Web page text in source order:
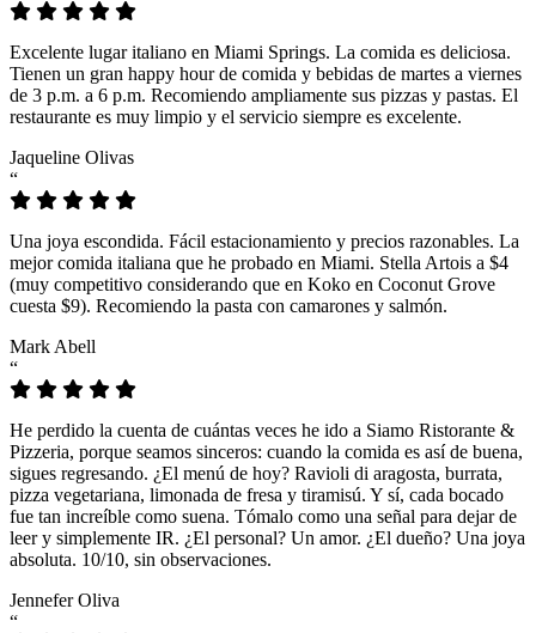
Excelente lugar italiano en Miami Springs. La comida es deliciosa.
Tienen un gran happy hour de comida y bebidas de martes a viernes
de 3 p.m. a 6 p.m. Recomiendo ampliamente sus pizzas y pastas. El
restaurante es muy limpio y el servicio siempre es excelente.
Jaqueline Olivas
“
Una joya escondida. Fácil estacionamiento y precios razonables. La
mejor comida italiana que he probado en Miami. Stella Artois a $4
(muy competitivo considerando que en Koko en Coconut Grove
cuesta $9). Recomiendo la pasta con camarones y salmón.
Mark Abell
“
He perdido la cuenta de cuántas veces he ido a Siamo Ristorante &
Pizzeria, porque seamos sinceros: cuando la comida es así de buena,
sigues regresando. ¿El menú de hoy? Ravioli di aragosta, burrata,
pizza vegetariana, limonada de fresa y tiramisú. Y sí, cada bocado
fue tan increíble como suena. Tómalo como una señal para dejar de
leer y simplemente IR. ¿El personal? Un amor. ¿El dueño? Una joya
absoluta. 10/10, sin observaciones.
Jennefer Oliva
“